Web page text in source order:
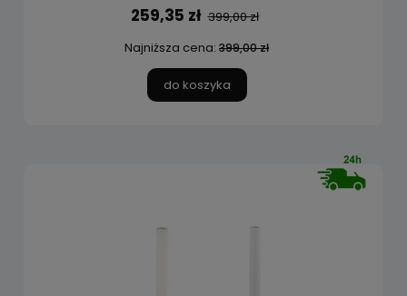
259,35 zł 399,00 zł
Najniższa cena: 399,00 zł
do koszyka